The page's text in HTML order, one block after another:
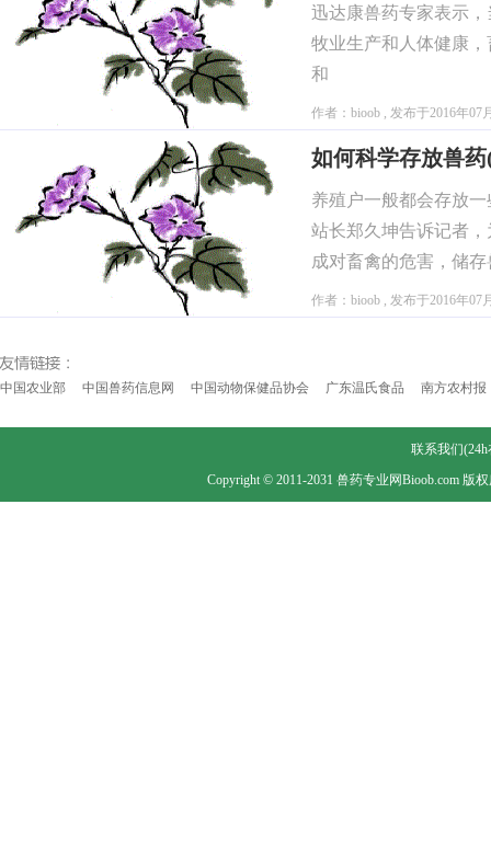
迅达康兽药专家表示
牧业生产和人体健康
和
作者：bioob , 发布于2016年07
如何科学存放兽
养殖户一般都会存放
站长郑久坤告诉记者
成对畜禽的危害，储
种兽药受潮后
作者：bioob , 发布于2016年07
中国农业部 中国兽药信息网 中国动物保健品协会 广东温氏食品 南方农村报
联系我们(24h
Copyright © 2011-2031 兽药专业网Bioob.com 版